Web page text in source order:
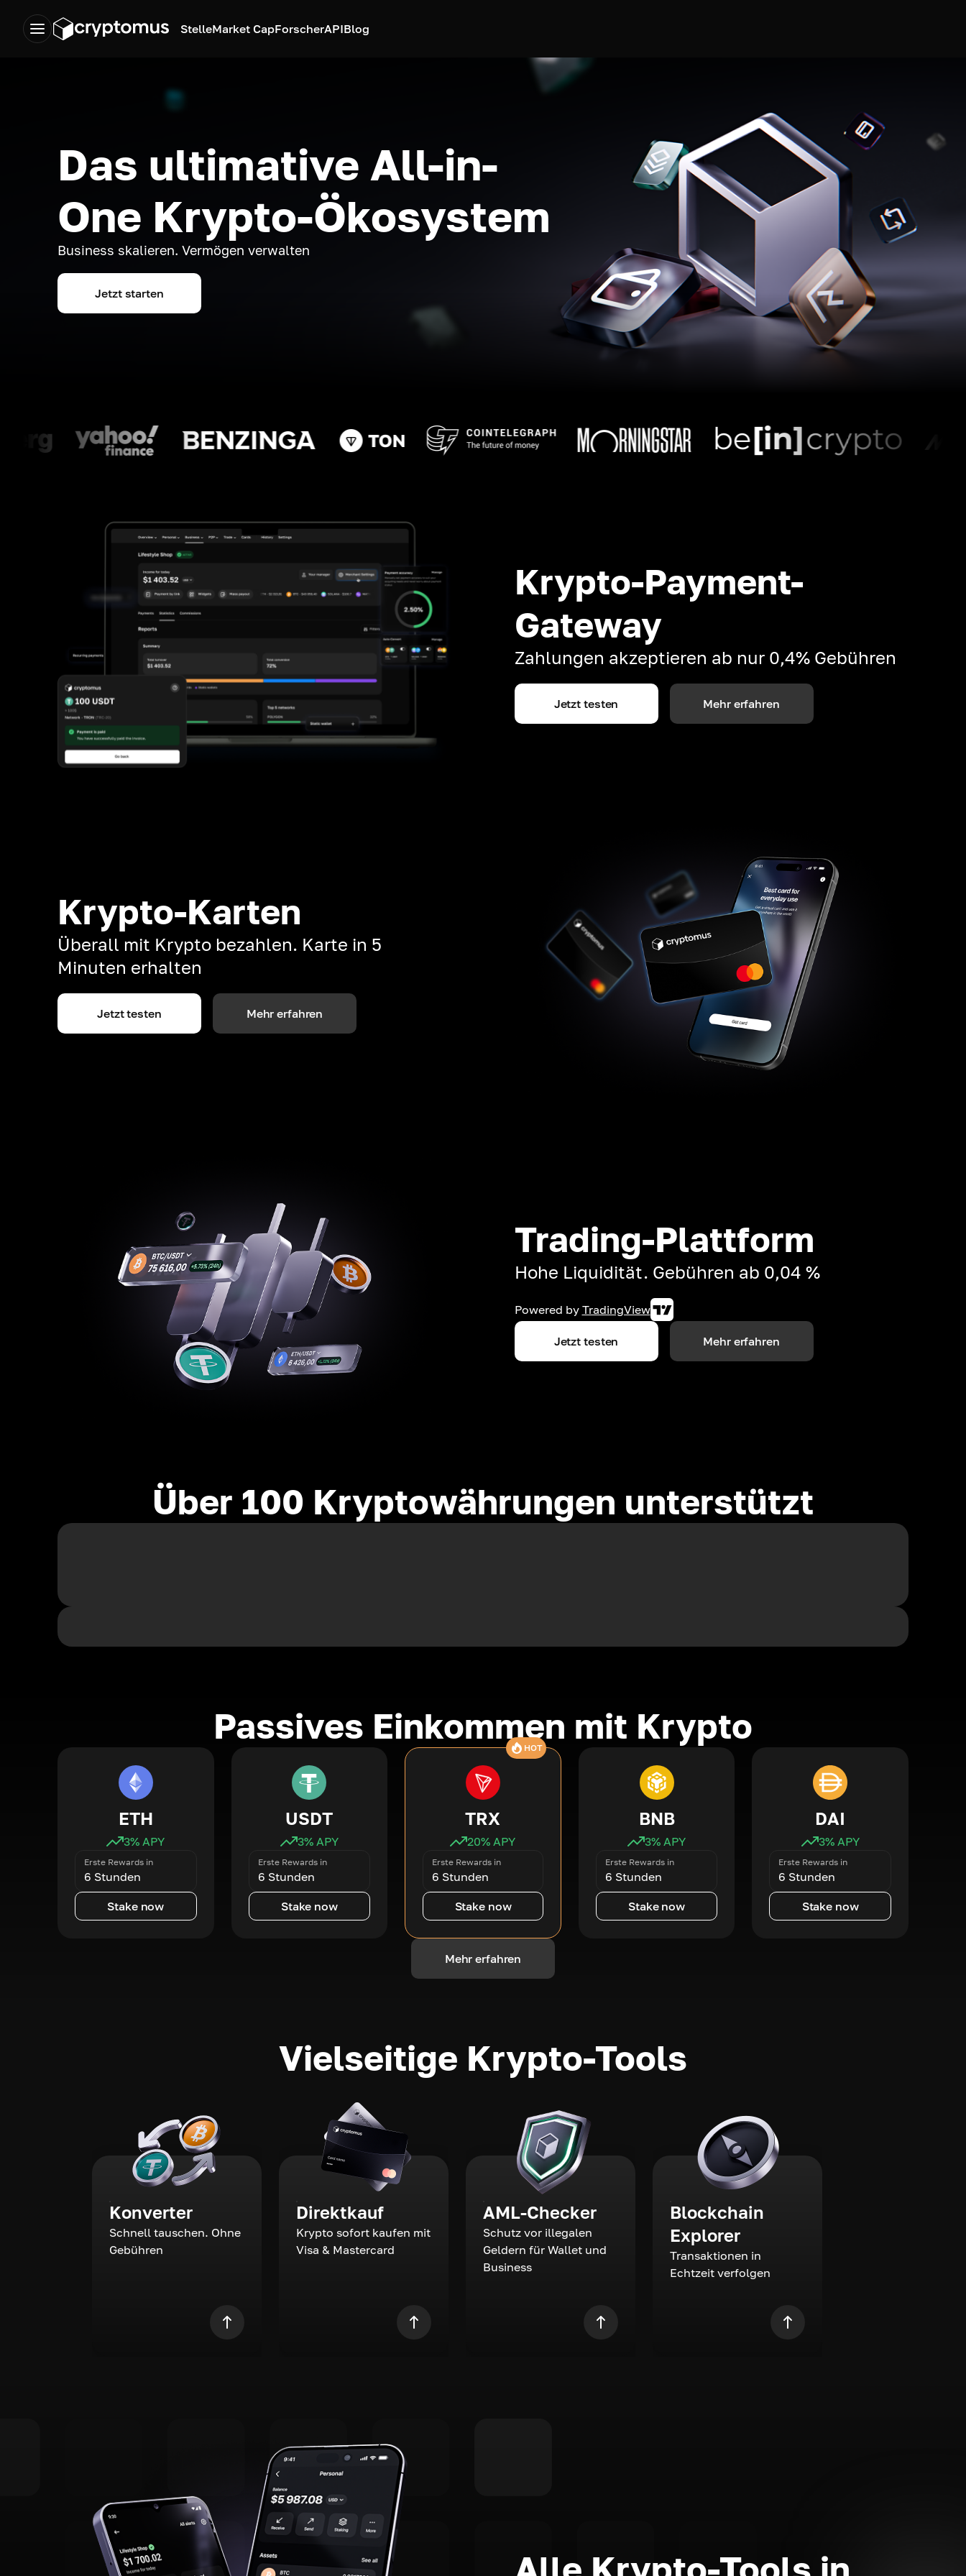
StelleMarket CapForscherAPIBlog
Das ultimative All-in-
One Krypto-Ökosystem
Business skalieren. Vermögen verwalten
Jetzt starten
Krypto-Payment-
Gateway
Zahlungen akzeptieren ab nur 0,4% Gebühren
Jetzt testen Mehr erfahren
Krypto-Karten
Überall mit Krypto bezahlen. Karte in 5
Minuten erhalten
Jetzt testen Mehr erfahren
Trading-Plattform
Hohe Liquidität. Gebühren ab 0,04 %
Powered by TradingView
Jetzt testen Mehr erfahren
Über 100 Kryptowährungen unterstützt
Passives Einkommen mit Krypto
ETH
3% APY
Erste Rewards in
6 Stunden
Stake now
USDT
3% APY
Erste Rewards in
6 Stunden
Stake now
HOT
TRX
20% APY
Erste Rewards in
6 Stunden
Stake now
BNB
3% APY
Erste Rewards in
6 Stunden
Stake now
DAI
3% APY
Erste Rewards in
6 Stunden
Stake now
Mehr erfahren
Vielseitige Krypto-Tools
Konverter
Schnell tauschen. Ohne
Gebühren
Direktkauf
Krypto sofort kaufen mit
Visa & Mastercard
AML-Checker
Schutz vor illegalen
Geldern für Wallet und
Business
Blockchain
Explorer
Transaktionen in
Echtzeit verfolgen